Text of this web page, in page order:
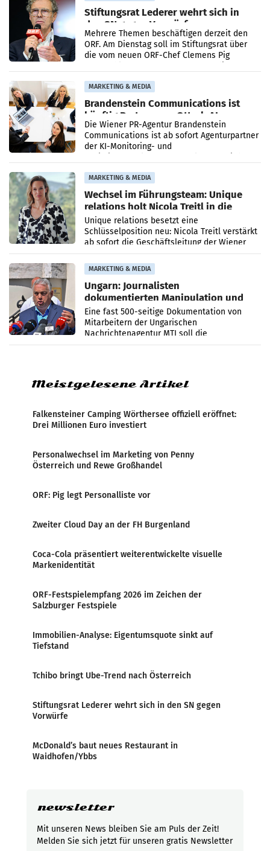
Stiftungsrat Lederer wehrt sich in
den SN gegen Vorwürfe
Mehrere Themen beschäftigen derzeit den
ORF. Am Dienstag soll im Stiftungsrat über
die vom neuen ORF-Chef Clemens Pig
MARKETING & MEDIA
Brandenstein Communications ist
künftig Partner von OtterlyAI
Die Wiener PR-Agentur Brandenstein
Communications ist ab sofort Agenturpartner
der KI-Monitoring- und
MARKETING & MEDIA
Wechsel im Führungsteam: Unique
relations holt Nicola Treitl in die
Geschäftsleitung
Unique relations besetzt eine
Schlüsselposition neu: Nicola Treitl verstärkt
ab sofort die Geschäftsleitung der Wiener
PR-Agentur an der Seite von Josef Kalina und
Anna Kalina-Mahr.
MARKETING & MEDIA
Ungarn: Journalisten
dokumentierten Manipulation und
Zensur
Eine fast 500-seitige Dokumentation von
Mitarbeitern der Ungarischen
Nachrichtenagentur MTI soll die
systematische Nachrichten-Manipulation und
Meistgelesene Artikel
Falkensteiner Camping Wörthersee offiziell eröffnet:
Drei Millionen Euro investiert
Personalwechsel im Marketing von Penny
Österreich und Rewe Großhandel
ORF: Pig legt Personalliste vor
Zweiter Cloud Day an der FH Burgenland
Coca-Cola präsentiert weiterentwickelte visuelle
Markenidentität
ORF-Festspielempfang 2026 im Zeichen der
Salzburger Festspiele
Immobilien-Analyse: Eigentumsquote sinkt auf
Tiefstand
Tchibo bringt Ube-Trend nach Österreich
Stiftungsrat Lederer wehrt sich in den SN gegen
Vorwürfe
McDonald’s baut neues Restaurant in
Waidhofen/Ybbs
newsletter
Mit unseren News bleiben Sie am Puls der Zeit!
Melden Sie sich jetzt für unseren gratis Newsletter